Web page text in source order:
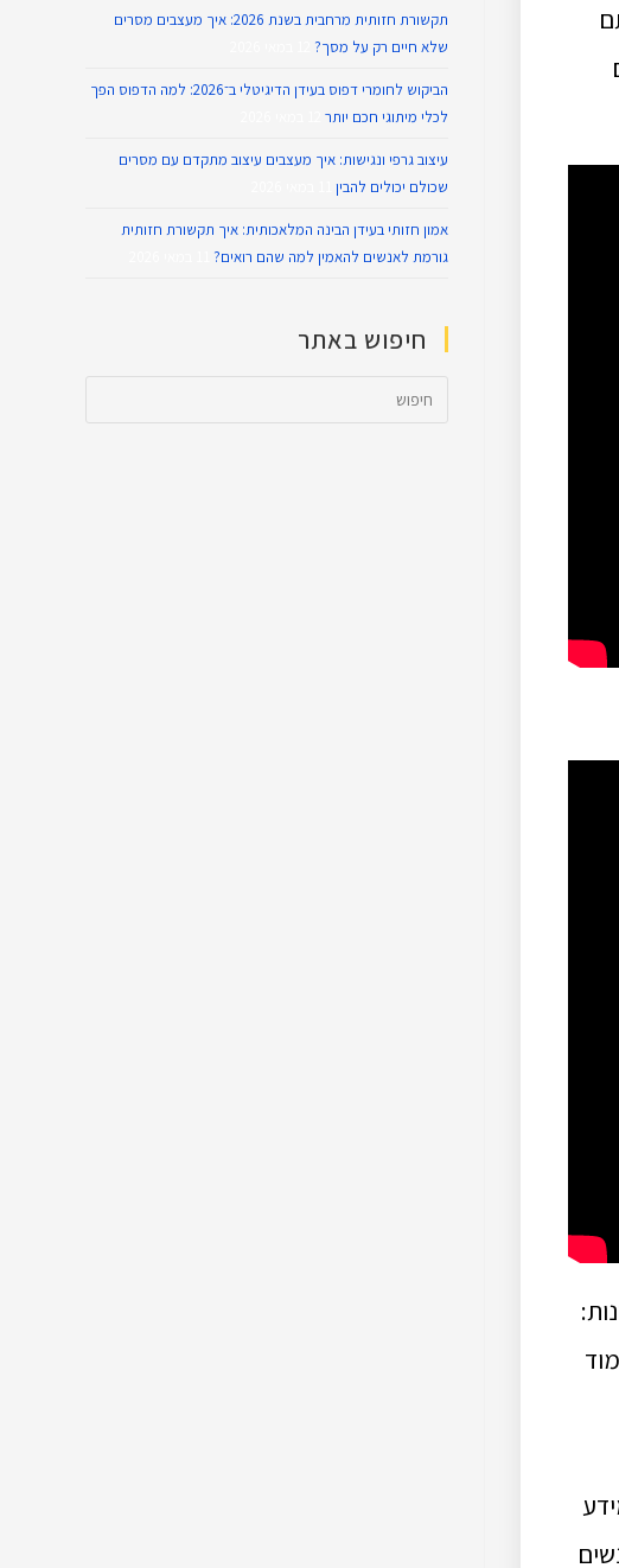
תקשורת חזותית מרחבית בשנת 2026: איך מעצבים מסרים
שלא חיים רק על מסך?
הביקוש לחומרי דפוס בעידן הדיגיטלי ב־2026: למה הדפוס הפך
לכלי מיתוגי חכם יותר
עיצוב גרפי ונגישות: איך מעצבים עיצוב מתקדם עם מסרים
שכולם יכולים להבין
אמון חזותי בעידן הבינה המלאכותית: איך תקשורת חזותית
גורמת לאנשים להאמין למה שהם רואים?
חיפוש באתר